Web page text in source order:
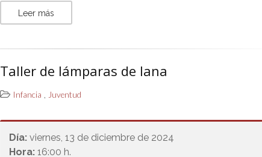
Leer más
Taller de lámparas de lana
Infancia ,Juventud
Día:viernes, 13 de diciembre de 2024
Hora:16:00 h.